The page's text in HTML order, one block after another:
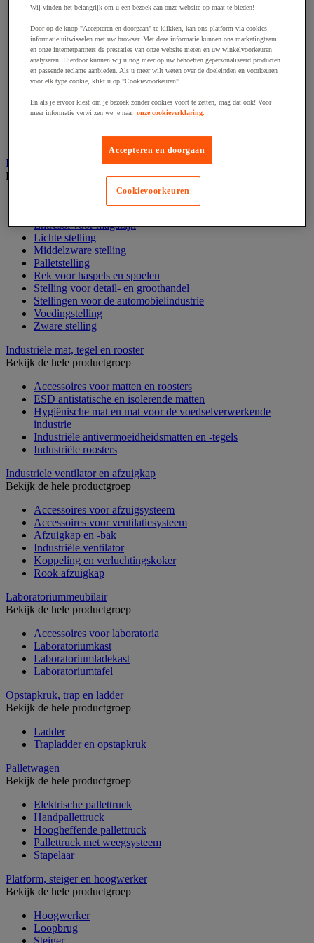
Hijsband van staal en textiel
Hijshaak
Hijsklem
Hijspoelie en -katrol
Hijsring
Kabel
Kopschakel en snelschakel
Sjorband en trekstang
Spanband
Industriële en magazijnstellingen
Bekijk de hele productgroep
Entresol voor magazijn
Lichte stelling
Middelzware stelling
Palletstelling
Rek voor haspels en spoelen
Stelling voor detail- en groothandel
Stellingen voor de automobielindustrie
Voedingstelling
Zware stelling
Industriële mat, tegel en rooster
Bekijk de hele productgroep
Accessoires voor matten en roosters
ESD antistatische en isolerende matten
Hygiënische mat en mat voor de voedselverwerkende
industrie
Industriële antivermoeidheidsmatten en -tegels
Industriële roosters
Industriele ventilator en afzuigkap
Bekijk de hele productgroep
Accessoires voor afzuigsysteem
Accessoires voor ventilatiesysteem
Afzuigkap en -bak
Industriële ventilator
Koppeling en verluchtingskoker
Rook afzuigkap
Laboratoriummeubilair
Bekijk de hele productgroep
Accessoires voor laboratoria
Laboratoriumkast
Laboratoriumladekast
Laboratoriumtafel
Opstapkruk, trap en ladder
Bekijk de hele productgroep
Ladder
Trapladder en opstapkruk
Palletwagen
Bekijk de hele productgroep
Elektrische pallettruck
Handpallettruck
Hoogheffende pallettruck
Pallettruck met weegsysteem
Stapelaar
Platform, steiger en hoogwerker
Bekijk de hele productgroep
Hoogwerker
Loopbrug
Steiger
Wij vinden het belangrijk om u een bezoek aan onze website op maat te bieden!
Door op de knop "Accepteren en doorgaan" te klikken, kan ons platform via cookies
informatie uitwisselen met uw browser. Met deze informatie kunnen ons marketingteam
en onze internetpartners de prestaties van onze website meten en uw winkelvoorkeuren
analyseren. Hierdoor kunnen wij u nog meer op uw behoeften gepersonaliseerd producten
en passende reclame aanbieden. Als u meer wilt weten over de doeleinden en voorkeuren
voor elk type cookie, klikt u op "Cookievoorkeuren".
En als je ervoor kiest om je bezoek zonder cookies voort te zetten, mag dat ook! Voor
meer informatie verwijzen we je naar onze cookieverklaring.
Accepteren en doorgaan
Cookievoorkeuren